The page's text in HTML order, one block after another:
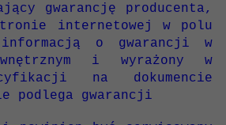
gwarancję producenta,
internetowej w polu
informacją o gwarancji w
i wyrażony w
na dokumencie
podlega gwarancji